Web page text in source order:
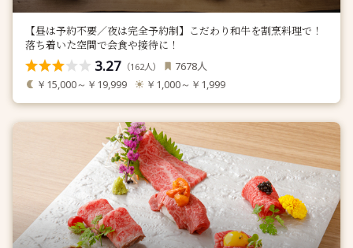
【昼は予約不要／夜は完全予約制】こだわり和牛を割烹料理で！
落ち着いた空間で会食や接待に！
3.27 （162人） 7678人
￥15,000～￥19,999 ￥1,000～￥1,999